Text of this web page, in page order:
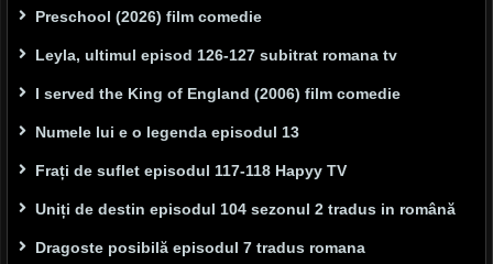
Preschool (2026) film comedie
Leyla, ultimul episod 126-127 subitrat romana tv
I served the King of England (2006) film comedie
Numele lui e o legenda episodul 13
Frați de suflet episodul 117-118 Hapyy TV
Uniți de destin episodul 104 sezonul 2 tradus in română
Dragoste posibilă episodul 7 tradus romana